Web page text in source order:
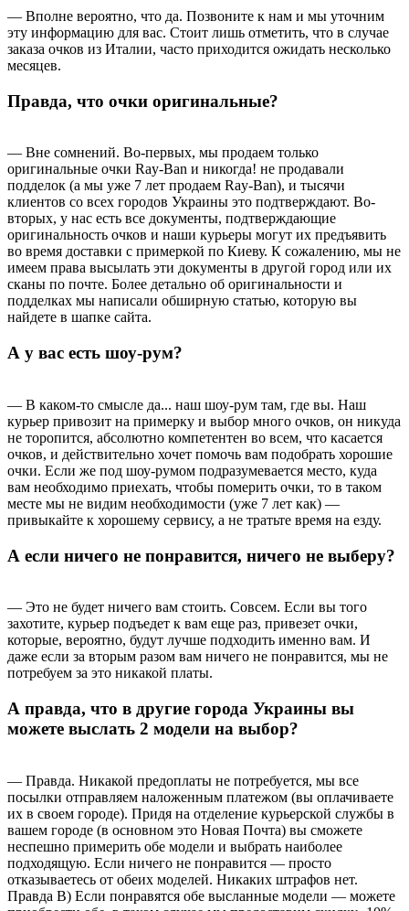
— Вполне вероятно, что да. Позвоните к нам и мы уточним
эту информацию для вас. Стоит лишь отметить, что в случае
заказа очков из Италии, часто приходится ожидать несколько
месяцев.
Правда, что очки оригинальные?
— Вне сомнений. Во-первых, мы продаем только
оригинальные очки Ray-Ban и никогда! не продавали
подделок (а мы уже 7 лет продаем Ray-Ban), и тысячи
клиентов со всех городов Украины это подтверждают. Во-
вторых, у нас есть все документы, подтверждающие
оригинальность очков и наши курьеры могут их предъявить
во время доставки с примеркой по Киеву. К сожалению, мы не
имеем права высылать эти документы в другой город или их
сканы по почте. Более детально об оригинальности и
подделках мы написали обширную статью, которую вы
найдете в шапке сайта.
А у вас есть шоу-рум?
— В каком-то смысле да... наш шоу-рум там, где вы. Наш
курьер привозит на примерку и выбор много очков, он никуда
не торопится, абсолютно компетентен во всем, что касается
очков, и действительно хочет помочь вам подобрать хорошие
очки. Если же под шоу-румом подразумевается место, куда
вам необходимо приехать, чтобы померить очки, то в таком
месте мы не видим необходимости (уже 7 лет как) —
привыкайте к хорошему сервису, а не тратьте время на езду.
А если ничего не понравится, ничего не выберу?
— Это не будет ничего вам стоить. Совсем. Если вы того
захотите, курьер подъедет к вам еще раз, привезет очки,
которые, вероятно, будут лучше подходить именно вам. И
даже если за вторым разом вам ничего не понравится, мы не
потребуем за это никакой платы.
А правда, что в другие города Украины вы
можете выслать 2 модели на выбор?
— Правда. Никакой предоплаты не потребуется, мы все
посылки отправляем наложенным платежом (вы оплачиваете
их в своем городе). Придя на отделение курьерской службы в
вашем городе (в основном это Новая Почта) вы сможете
неспешно примерить обе модели и выбрать наиболее
подходящую. Если ничего не понравится — просто
отказываетесь от обеих моделей. Никаких штрафов нет.
Правда В) Если понравятся обе высланные модели — можете